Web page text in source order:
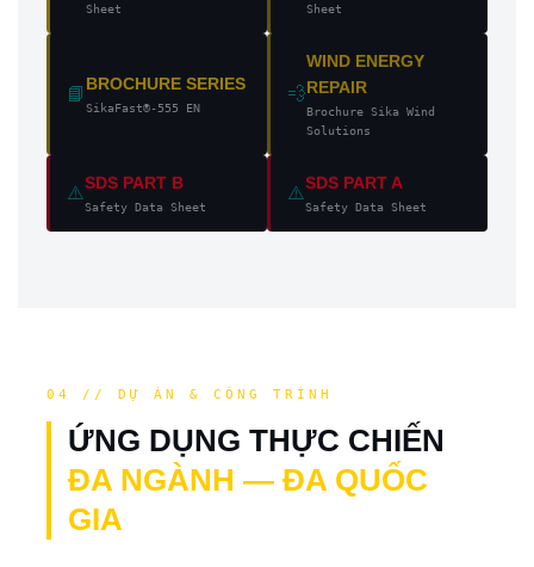
Sheet
Sheet
📘
BROCHURE SERIES
SikaFast®-555 EN
💨
WIND ENERGY
REPAIR
Brochure Sika Wind
Solutions
⚠️
SDS PART B
Safety Data Sheet
⚠️
SDS PART A
Safety Data Sheet
04 // DỰ ÁN & CÔNG TRÌNH
ỨNG DỤNG THỰC CHIẾN
ĐA NGÀNH — ĐA QUỐC
GIA